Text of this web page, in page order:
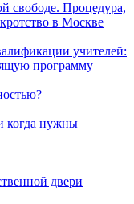
свободе. Процедура,
в Москве
учителей:
программу
когда нужны
двери